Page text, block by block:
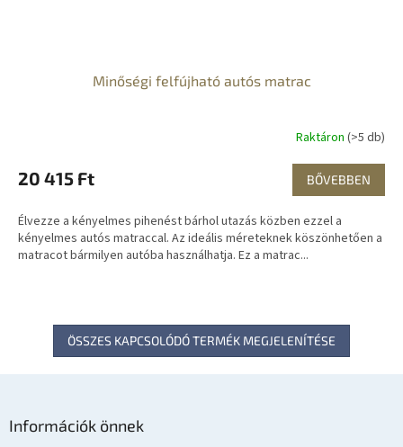
Minőségi felfújható autós matrac
Raktáron (>5 db)
20 415 Ft BŐVEBBEN
Élvezze a kényelmes pihenést bárhol utazás közben ezzel a
kényelmes autós matraccal. Az ideális méreteknek köszönhetően a
matracot bármilyen autóba használhatja. Ez a matrac...
ÖSSZES KAPCSOLÓDÓ TERMÉK MEGJELENÍTÉSE
Információk önnek